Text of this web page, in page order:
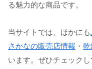
る魅力的な商品です。
当サイトでは、ほかにも
さかなの販売店情報 ・ 乾
います。ぜひチェックし